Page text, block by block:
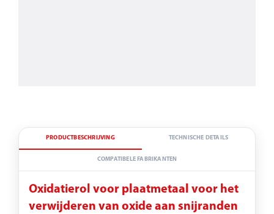
PRODUCTBESCHRIJVING TECHNISCHE DETAILS
COMPATIBELE FABRIKANTEN
Oxidatierol voor plaatmetaal voor het
verwijderen van oxide aan snijranden